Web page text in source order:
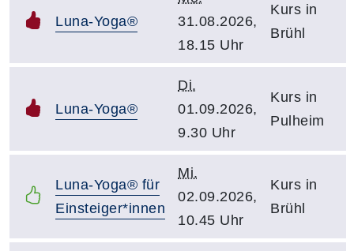
Luna-Yoga®
31.08.2026,
18.15 Uhr
Kurs in
Brühl
Luna-Yoga®
Di.
01.09.2026,
9.30 Uhr
Kurs in
Pulheim
Luna-Yoga® für
Einsteiger*innen
Mi.
02.09.2026,
10.45 Uhr
Kurs in
Brühl